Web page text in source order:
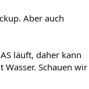
Aber auch
läuft, daher kann
Schauen wir